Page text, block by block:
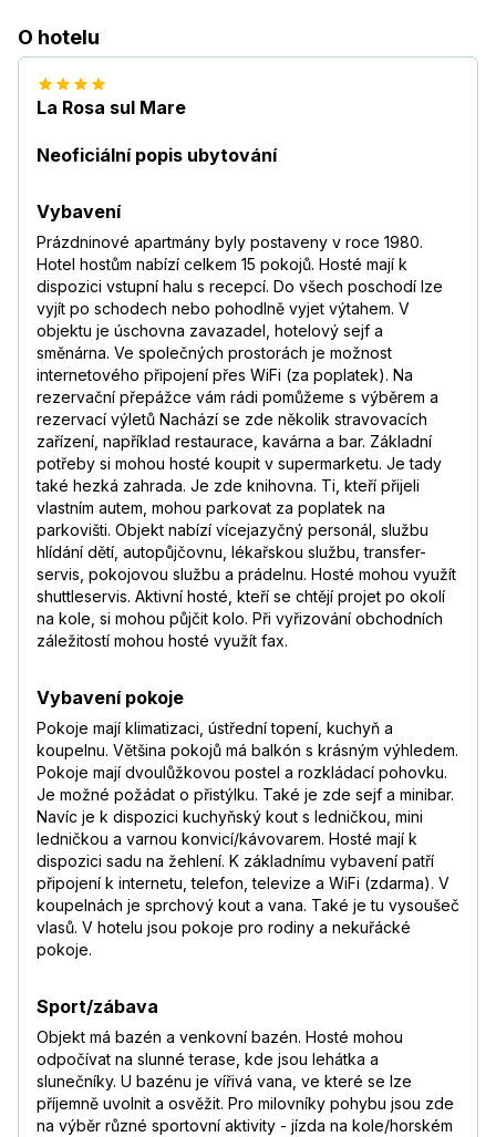
O hotelu
La Rosa sul Mare
Neoficiální popis ubytování
Vybavení
Prázdninové apartmány byly postaveny v roce 1980.
Hotel hostům nabízí celkem 15 pokojů. Hosté mají k
dispozici vstupní halu s recepcí. Do všech poschodí lze
vyjít po schodech nebo pohodlně vyjet výtahem. V
objektu je úschovna zavazadel, hotelový sejf a
směnárna. Ve společných prostorách je možnost
internetového připojení přes WiFi (za poplatek). Na
rezervační přepážce vám rádi pomůžeme s výběrem a
rezervací výletů Nachází se zde několik stravovacích
zařízení, například restaurace, kavárna a bar. Základní
potřeby si mohou hosté koupit v supermarketu. Je tady
také hezká zahrada. Je zde knihovna. Ti, kteří přijeli
vlastním autem, mohou parkovat za poplatek na
parkovišti. Objekt nabízí vícejazyčný personál, službu
hlídání dětí, autopůjčovnu, lékařskou službu, transfer-
servis, pokojovou službu a prádelnu. Hosté mohou využít
shuttleservis. Aktivní hosté, kteří se chtějí projet po okolí
na kole, si mohou půjčit kolo. Při vyřizování obchodních
záležitostí mohou hosté využít fax.
Vybavení pokoje
Pokoje mají klimatizaci, ústřední topení, kuchyň a
koupelnu. Většina pokojů má balkón s krásným výhledem.
Pokoje mají dvoulůžkovou postel a rozkládací pohovku.
Je možné požádat o přistýlku. Také je zde sejf a minibar.
Navíc je k dispozici kuchyňský kout s ledničkou, mini
ledničkou a varnou konvicí/kávovarem. Hosté mají k
dispozici sadu na žehlení. K základnímu vybavení patří
připojení k internetu, telefon, televize a WiFi (zdarma). V
koupelnách je sprchový kout a vana. Také je tu vysoušeč
vlasů. V hotelu jsou pokoje pro rodiny a nekuřácké
pokoje.
Sport/zábava
Objekt má bazén a venkovní bazén. Hosté mohou
odpočívat na slunné terase, kde jsou lehátka a
slunečníky. U bazénu je vířivá vana, ve které se lze
příjemně uvolnit a osvěžit. Pro milovníky pohybu jsou zde
na výběr různé sportovní aktivity - jízda na kole/horském